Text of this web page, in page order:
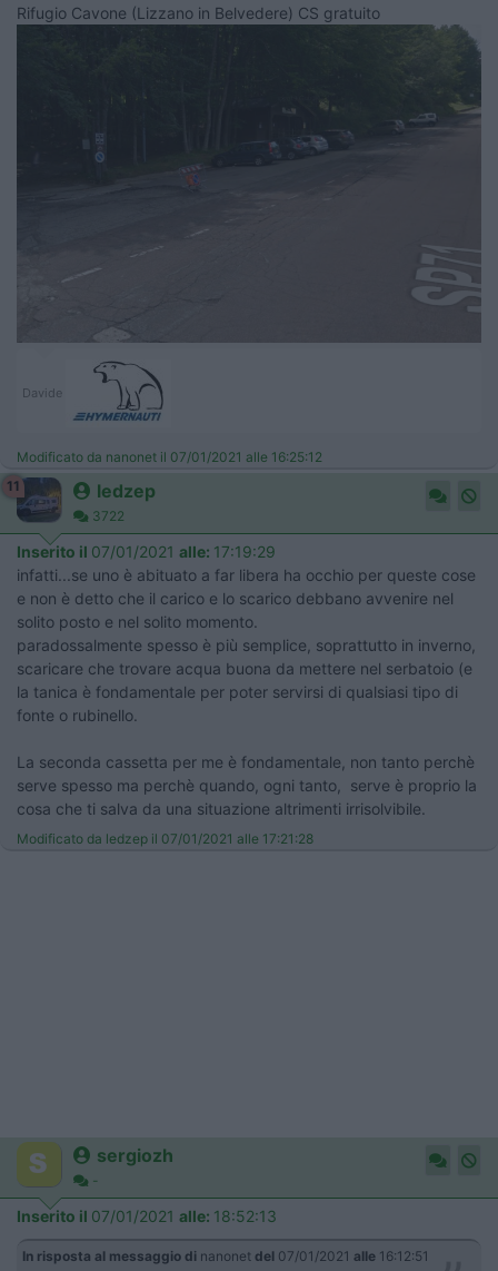
Rifugio Cavone (Lizzano in Belvedere) CS gratuito
Davide
Modificato da nanonet il 07/01/2021 alle 16:25:12
11
ledzep
3722
Inserito il 07/01/2021 alle: 17:19:29
infatti...se uno è abituato a far libera ha occhio per queste cose
e non è detto che il carico e lo scarico debbano avvenire nel
solito posto e nel solito momento.
paradossalmente spesso è più semplice, soprattutto in inverno,
scaricare che trovare acqua buona da mettere nel serbatoio (e
la tanica è fondamentale per poter servirsi di qualsiasi tipo di
fonte o rubinello.
La seconda cassetta per me è fondamentale, non tanto perchè
serve spesso ma perchè quando, ogni tanto, serve è proprio la
cosa che ti salva da una situazione altrimenti irrisolvibile.
Modificato da ledzep il 07/01/2021 alle 17:21:28
sergiozh
-
Inserito il 07/01/2021 alle: 18:52:13
In risposta al messaggio di nanonet del 07/01/2021 alle 16:12:51